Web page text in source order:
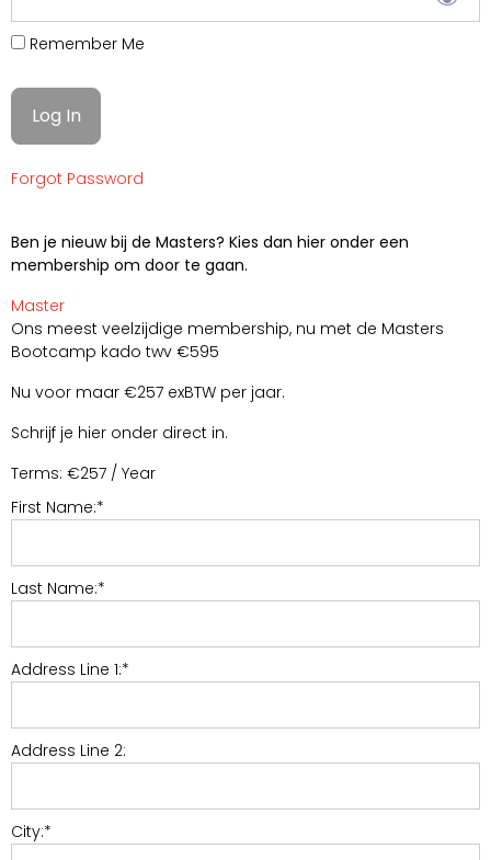
Remember Me
Forgot Password
Ben je nieuw bij de Masters? Kies dan hier onder een
membership om door te gaan.
Master
Ons meest veelzijdige membership, nu met de Masters
Bootcamp kado twv €595
Nu voor maar €257 exBTW per jaar.
Schrijf je hier onder direct in.
Terms: €257 / Year
First Name:*
Last Name:*
Address Line 1:*
Address Line 2:
City:*